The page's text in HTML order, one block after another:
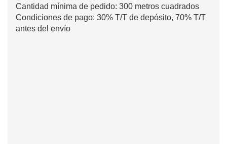
Cantidad mínima de pedido: 300 metros cuadrados
Condiciones de pago: 30% T/T de depósito, 70% T/T
antes del envío